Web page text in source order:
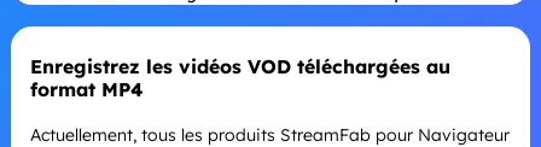
Enregistrez les vidéos VOD téléchargées au
format MP4
Actuellement, tous les produits StreamFab pour Navigateur